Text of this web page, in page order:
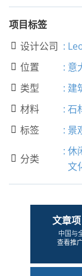
项目标签
 设计公司 :
 位置 : 意
 类型 : 建
 材料 : 石
 标签 : 景
 分类
: 休
文
文章
中国与
查看推